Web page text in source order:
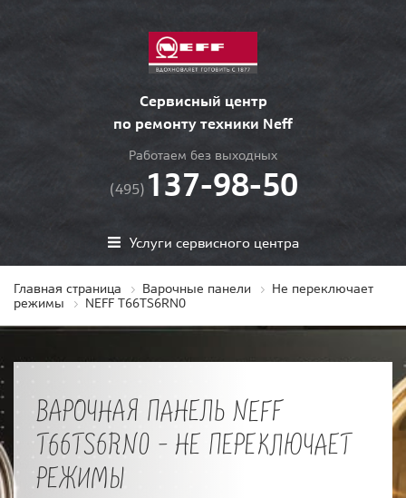
Сервисный центр
по ремонту техники Neff
Работаем без выходных
(495) 137-98-50
Услуги сервисного центра
Главная страница Варочные панели
Не переключает
режимы
NEFF T66TS6RN0
ВАРОЧНАЯ ПАНЕЛЬ NEFF
T66TS6RN0 - НЕ ПЕРЕКЛЮЧАЕТ
РЕЖИМЫ